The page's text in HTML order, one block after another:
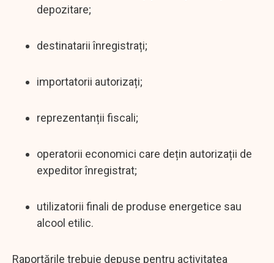
depozitare;
destinatarii înregistrați;
importatorii autorizați;
reprezentanții fiscali;
operatorii economici care dețin autorizații de
expeditor înregistrat;
utilizatorii finali de produse energetice sau
alcool etilic.
Raportările trebuie depuse pentru activitatea